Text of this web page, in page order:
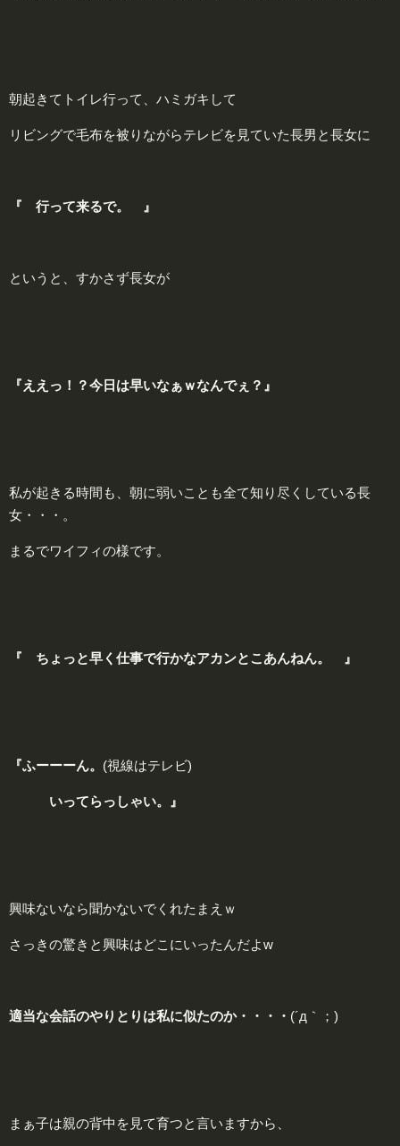
朝起きてトイレ行って、ハミガキして
リビングで毛布を被りながらテレビを見ていた長男と長女に
『 行って来るで。 』
というと、すかさず長女が
『ええっ！？今日は早いなぁｗなんでぇ？』
私が起きる時間も、朝に弱いことも全て知り尽くしている長
女・・・。
まるでワイフィの様です。
『 ちょっと早く仕事で行かなアカンとこあんねん。 』
『ふーーーん。 (視線はテレビ)
いってらっしゃい。』
興味ないなら聞かないでくれたまえｗ
さっきの驚きと興味はどこにいったんだよw
適当な会話のやりとりは私に似たのか・・・・ (´д｀；)
まぁ子は親の背中を見て育つと言いますから、